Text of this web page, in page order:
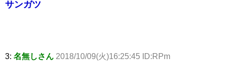
サンガツ
3: 名無しさん 2018/10/09(火)16:25:45 ID:RPm